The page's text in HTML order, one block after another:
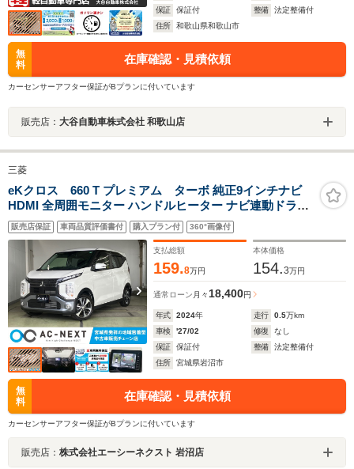
保証
保証付 整備
法定整備付
住所
和歌山県和歌山市
無
料
在庫確認・見積依頼
カーセンサーアフター保証がBプランに付いています
販売店： 大谷自動車株式会社 和歌山店
三菱
eKクロス 660 T プレミアム ターボ 純正9インチナビ
HDMI 全周囲モニター ハンドルヒーター ナビ連動ドラレ
コ レーダークルーズコントロール シートヒーター オート
ハイビーム パドルシフト 障害物センサー フォグランプ
ETC2.0 横滑り防止
販売店保証 車両品質評価書付 購入プラン付 360°画像付
支払総額
159.8万円
本体価格
154.3万円
通常ローン 月々 18,400円
年式 2024年 走行 0.5万km
車検
'27/02 修復
なし
保証
保証付 整備
法定整備付
住所
宮城県岩沼市
無
料
在庫確認・見積依頼
カーセンサーアフター保証がBプランに付いています
販売店： 株式会社エーシーネクスト 岩沼店